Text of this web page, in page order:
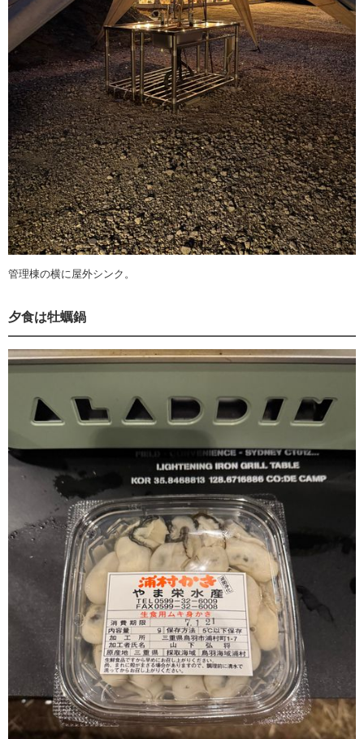
管理棟の横に屋外シンク。
夕食は牡蠣鍋